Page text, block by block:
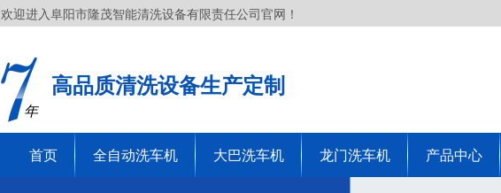
欢迎进入阜阳市隆茂智能清洗设备有限责任公司官网！
年
高品质清洗设备生产定制
首页 全自动洗车机 大巴洗车机 龙门洗车机 产品中心